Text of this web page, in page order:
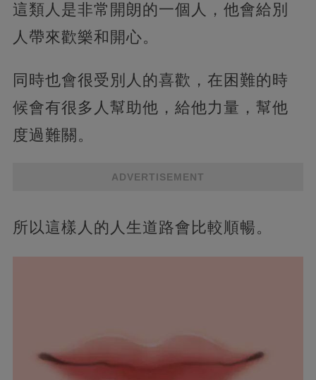
這類人是非常開朗的一個人，他會給別
人帶來歡樂和開心。
同時也會很受別人的喜歡，在困難的時
候會有很多人幫助他，給他力量，幫他
度過難關。
ADVERTISEMENT
所以這樣人的人生道路會比較順暢。